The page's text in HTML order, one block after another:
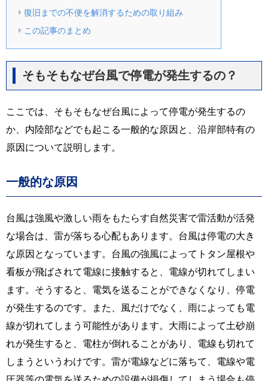
復旧までの不便を解消するための取り組み
この記事のまとめ
そもそもなぜ台風で停電が発生するの？
ここでは、そもそもなぜ台風によって停電が発生するの
か、内陸部などでも起こる一般的な原因と、沿岸部特有の
原因について説明します。
一般的な原因
台風は強風や激しい雨をもたらす自然災害で雷活動が活発
な場合は、雷が落ちる心配もあります。台風は停電の大き
な原因となっています。台風の強風によってトタン屋根や
看板が飛ばされて電線に接触すると、電線が切れてしまい
ます。そうすると、電気を送ることができなくなり、停電
が発生するのです。また、風だけでなく、雨によっても電
線が切れてしまう可能性があります。大雨によって土砂崩
れが発生すると、電柱が倒れることがあり、電線も切れて
しまうというわけです。雷が電線などに落ちて、電線や電